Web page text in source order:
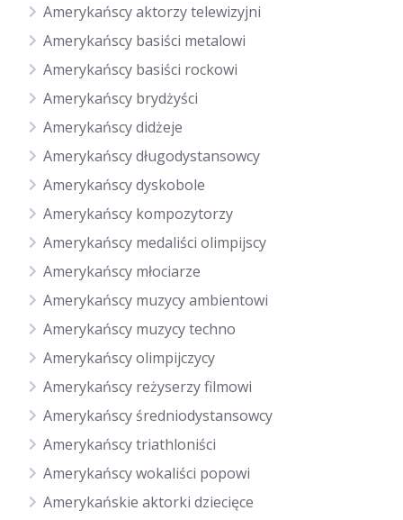
Amerykańscy aktorzy telewizyjni
Amerykańscy basiści metalowi
Amerykańscy basiści rockowi
Amerykańscy brydżyści
Amerykańscy didżeje
Amerykańscy długodystansowcy
Amerykańscy dyskobole
Amerykańscy kompozytorzy
Amerykańscy medaliści olimpijscy
Amerykańscy młociarze
Amerykańscy muzycy ambientowi
Amerykańscy muzycy techno
Amerykańscy olimpijczycy
Amerykańscy reżyserzy filmowi
Amerykańscy średniodystansowcy
Amerykańscy triathloniści
Amerykańscy wokaliści popowi
Amerykańskie aktorki dziecięce